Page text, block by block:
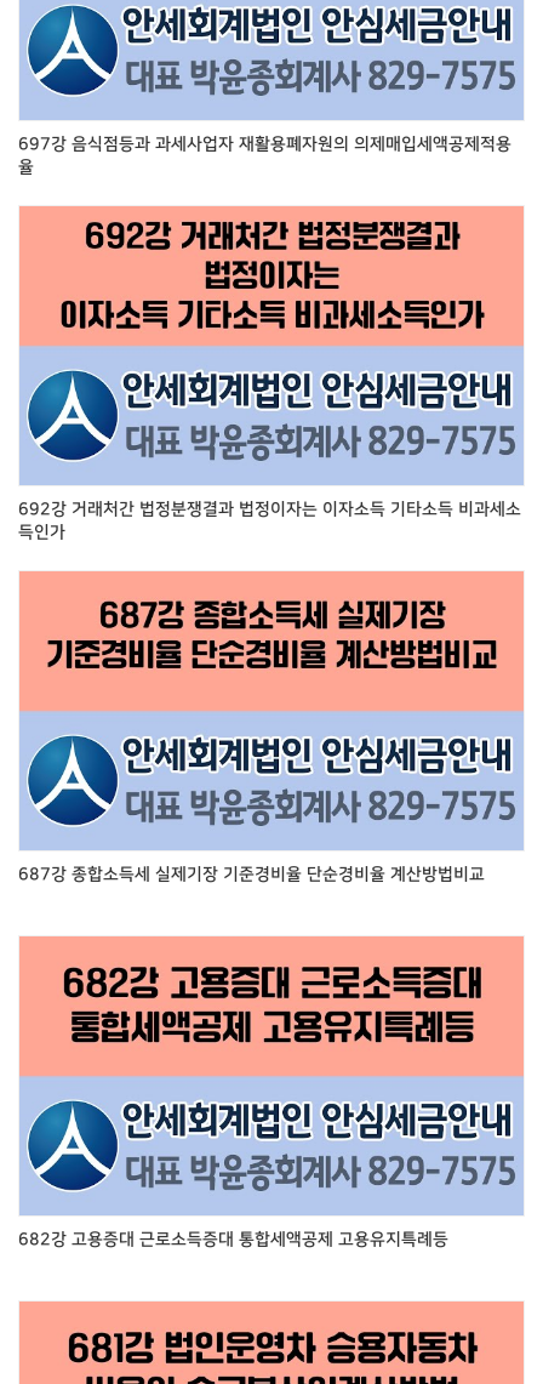
697강 음식점등과 과세사업자 재활용폐자원의 의제매입세액공제적용
율
692강 거래처간 법정분쟁결과 법정이자는 이자소득 기타소득 비과세소
득인가
687강 종합소득세 실제기장 기준경비율 단순경비율 계산방법비교
682강 고용증대 근로소득증대 통합세액공제 고용유지특례등